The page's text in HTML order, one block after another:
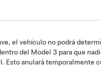
el vehículo no podrá
del Model 3 para que
Esto anulará